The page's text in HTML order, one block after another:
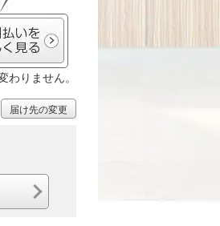
りません。
届け先の変更